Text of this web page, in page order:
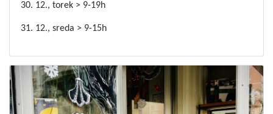
30. 12., torek > 9-19h
31. 12., sreda > 9-15h